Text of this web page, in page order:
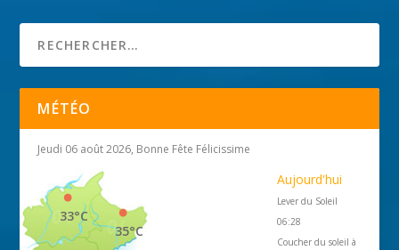
MÉTÉO
Jeudi 06 août 2026, Bonne Fête Félicissime
35°C
33°C
Aujourd'hui
Lever du Soleil
06:28
Coucher du soleil à